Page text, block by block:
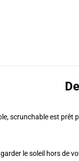
scrunchable est prêt
le soleil hors de